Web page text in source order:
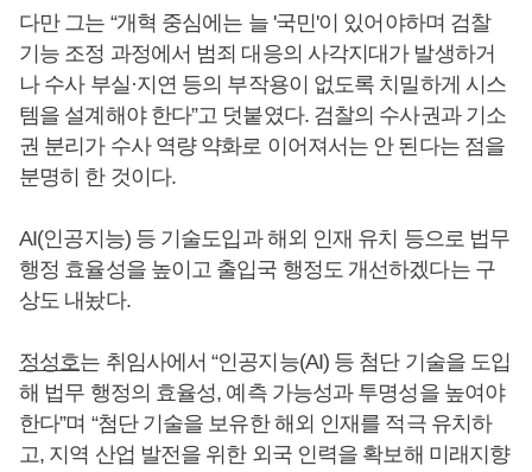
다만 그는 “개혁 중심에는 늘 '국민'이 있어야하며 검찰
기능 조정 과정에서 범죄 대응의 사각지대가 발생하거
나 수사 부실·지연 등의 부작용이 없도록 치밀하게 시스
템을 설계해야 한다”고 덧붙였다. 검찰의 수사권과 기소
권 분리가 수사 역량 약화로 이어져서는 안 된다는 점을
분명히 한 것이다.
AI(인공지능) 등 기술도입과 해외 인재 유치 등으로 법무
행정 효율성을 높이고 출입국 행정도 개선하겠다는 구
상도 내놨다.
정성호는 취임사에서 “인공지능(AI) 등 첨단 기술을 도입
해 법무 행정의 효율성, 예측 가능성과 투명성을 높여야
한다”며 “첨단 기술을 보유한 해외 인재를 적극 유치하
고, 지역 산업 발전을 위한 외국 인력을 확보해 미래지향